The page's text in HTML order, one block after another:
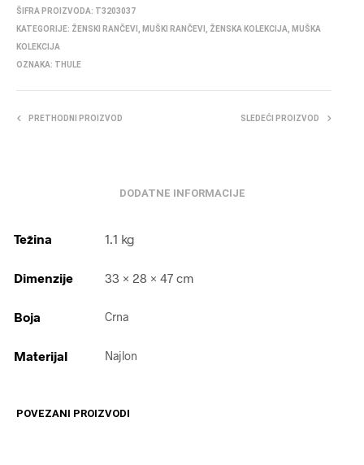
ŠIFRA PROIZVODA: T3203037
KATEGORIJE: ŽENSKI RANČEVI MUŠKI RANČEVI ŽENSKA KOLEKCIJA
MUŠKA
KOLEKCIJA
OZNAKA: THULE
PRETHODNI PROIZVOD SLEDEĆI PROIZVOD
DODATNE INFORMACIJE
Težina 1.1 kg
Dimenzije 33 × 28 × 47 cm
Boja Crna
Materijal Najlon
POVEZANI PROIZVODI